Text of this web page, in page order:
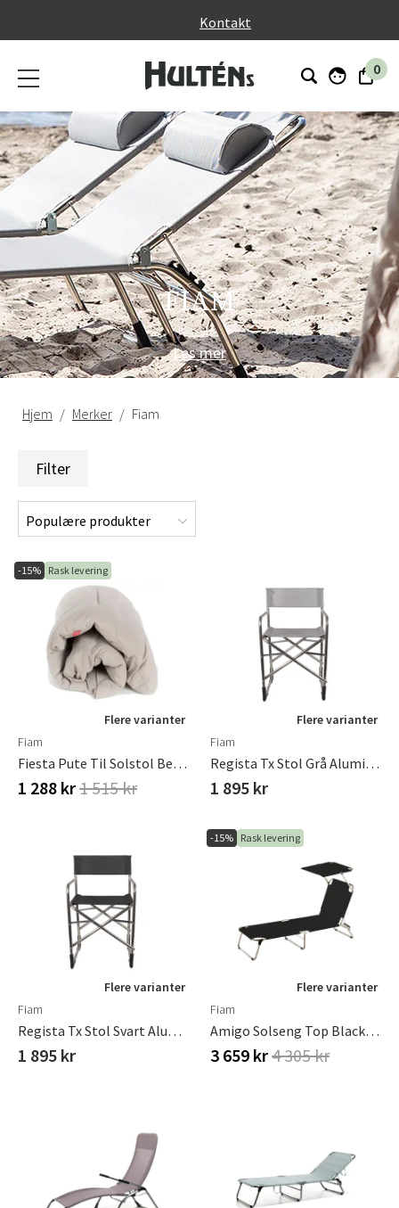
Kontakt
0
FIAM
Les mer
Hjem Merker Fiam
Filter
-15% Rask levering
Flere varianter
Fiam
Fiesta Pute Til Solstol Beige Olefin
1 288 kr1 515 kr
Flere varianter
Fiam
Regista Tx Stol Grå Aluminium
1 895 kr
Flere varianter
Fiam
Regista Tx Stol Svart Aluminium
1 895 kr
-15% Rask levering
Flere varianter
Fiam
Amigo Solseng Top Black Aluminium/textilene
3 659 kr4 305 kr